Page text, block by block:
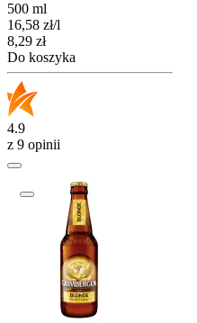
500 ml
16,58 zł/l
Cena
8,29 zł
Do koszyka
4.9
z 9 opinii